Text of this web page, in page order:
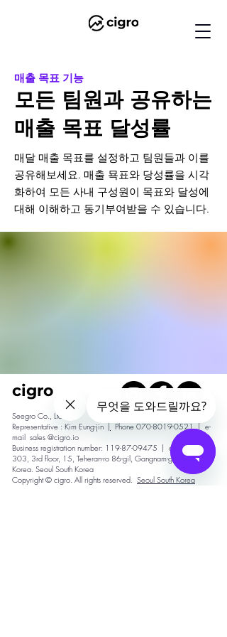
매출 목표 기능
모든 팀원과 공유하는
​매출 목표 달성률
매달 매출 목표를 설정하고 팀원들과 이를
공유해보세요. 매출 묙표와 당성률을 시각
화하여 모든 사내 구성원이 목표와 달성에
대해 이해하고 동기부여받을 수 있습니다.
cigro
​Seegro Co., Ltd.
Representative : Kim Eung-jin | Phone 070-8019-0521 | e-
mail sales @cigro.io
Business registration number: 119-87-09475 | address :
303, 3rd floor, 15, Teheran-ro 86-gil, Gangnam-gu, Seoul,
Korea. Seoul South Korea
Copyright © cigro. All rights reserved. Seoul South Korea